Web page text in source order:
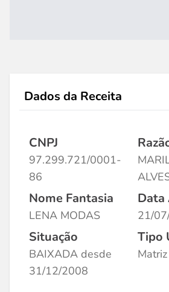
Dados da Receita
CNPJ
97.299.721/0001-
86
Nome Fantasia
LENA MODAS
Data
21/
Situação
BAIXADA desde
31/12/2008
Tipo
Matriz